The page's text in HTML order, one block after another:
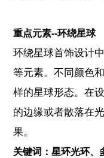
重点元素--环绕星球
环绕星球首饰设计
等元素。不同颜色
样的星球形态。在
的边缘或者散落在
果。
关键词：星环光环、